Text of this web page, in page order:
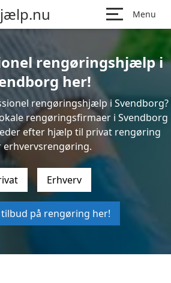
Menu
rengøringshjælp i
her!
rengøringshjælp i Svendborg?
rengøringsfirmaer i Svendborg
efter hjælp til privat rengøring
erhvervsrengøring.
Erhverv
på rengøring her!